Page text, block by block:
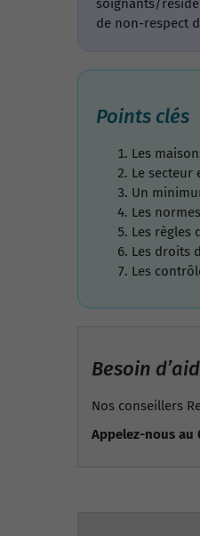
soignants/
de non-respect
Points clés
Les
Le secteur
Un
Les
Les règles
Les droits
Les
Besoin
Nos conseillers
Appelez-nous au